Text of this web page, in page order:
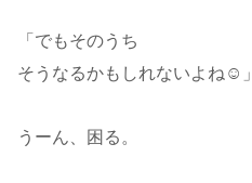
「でもそのうち
そうなるかもしれないよね☺️」
うーん、困る。